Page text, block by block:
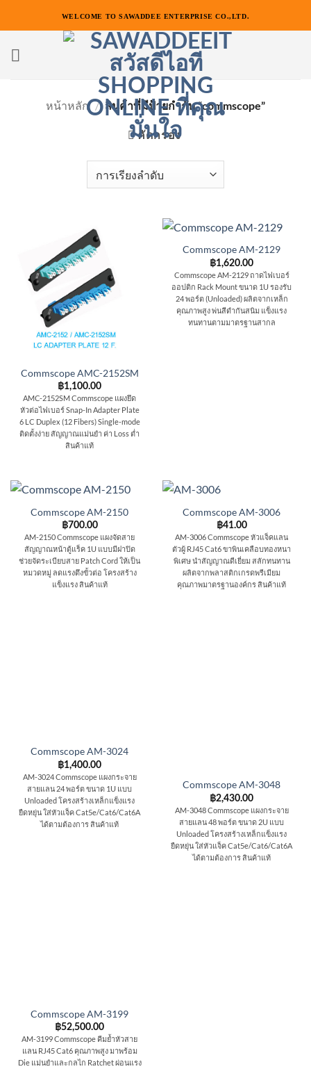
เนื้อหา
WELCOME TO SAWADDEE ENTERPRISE CO.,LTD.
หน้าหลัก / สินค้าที่มีป้ายกำกับ “commscope”
คัดกรอง
Commscope AMC-2152SM
฿1,100.00
AMC-2152SM Commscope แผงยึด
หัวต่อไฟเบอร์ Snap-In Adapter Plate
6 LC Duplex (12 Fibers) Single-mode
ติดตั้งง่าย สัญญาณแม่นยำ ค่า Loss ต่ำ
สินค้าแท้
Commscope AM-2129
฿1,620.00
Commscope AM-2129 ถาดไฟเบอร์
ออปติก Rack Mount ขนาด 1U รองรับ
24 พอร์ต (Unloaded) ผลิตจากเหล็ก
คุณภาพสูง พ่นสีดำกันสนิม แข็งแรง
ทนทานตามมาตรฐานสากล
Commscope AM-2150
฿700.00
AM-2150 Commscope แผงจัดสาย
สัญญาณหน้าตู้แร็ค 1U แบบมีฝาปิด
ช่วยจัดระเบียบสาย Patch Cord ให้เป็น
หมวดหมู่ ลดแรงตึงขั้วต่อ โครงสร้าง
แข็งแรง สินค้าแท้
Commscope AM-3006
฿41.00
AM-3006 Commscope หัวแจ็คแลน
ตัวผู้ RJ45 Cat6 ขาพินเคลือบทองหนา
พิเศษ นำสัญญาณดีเยี่ยม สลักทนทาน
ผลิตจากพลาสติกเกรดพรีเมียม
คุณภาพมาตรฐานองค์กร สินค้าแท้
Commscope AM-3024
฿1,400.00
AM-3024 Commscope แผงกระจาย
สายแลน 24 พอร์ต ขนาด 1U แบบ
Unloaded โครงสร้างเหล็กแข็งแรง
ยืดหยุ่น ใส่หัวแจ็ค Cat5e/Cat6/Cat6A
ได้ตามต้องการ สินค้าแท้
Commscope AM-3048
฿2,430.00
AM-3048 Commscope แผงกระจาย
สายแลน 48 พอร์ต ขนาด 2U แบบ
Unloaded โครงสร้างเหล็กแข็งแรง
ยืดหยุ่น ใส่หัวแจ็ค Cat5e/Cat6/Cat6A
ได้ตามต้องการ สินค้าแท้
Commscope AM-3199
฿52,500.00
AM-3199 Commscope คีมย้ำหัวสาย
แลน RJ45 Cat6 คุณภาพสูง มาพร้อม
Die แม่นยำและกลไก Ratchet ผ่อนแรง